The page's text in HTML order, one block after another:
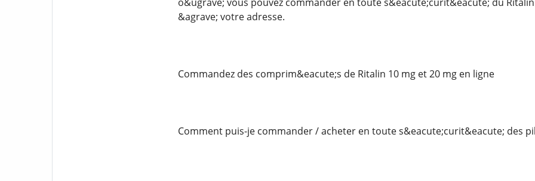
&agrave; votre adresse.
Commandez des comprim&eacute;s de Ritalin 10 mg et 20 mg en ligne
Comment puis-je commander / acheter en toute s&eacute;curit&eacute; des